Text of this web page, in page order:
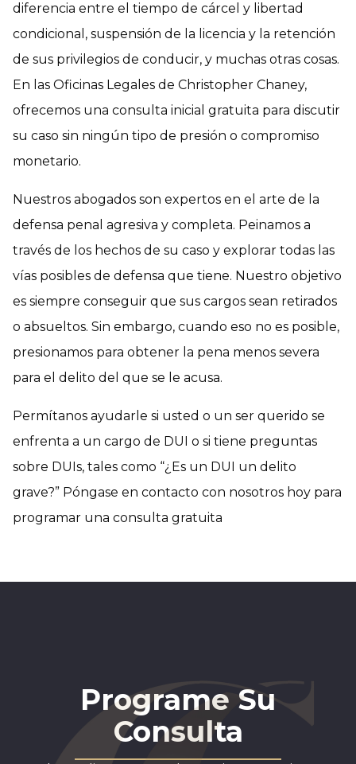
diferencia entre el tiempo de cárcel y libertad
condicional, suspensión de la licencia y la retención
de sus privilegios de conducir, y muchas otras cosas.
En las Oficinas Legales de Christopher Chaney,
ofrecemos una consulta inicial gratuita para discutir
su caso sin ningún tipo de presión o compromiso
monetario.
Nuestros abogados son expertos en el arte de la
defensa penal agresiva y completa. Peinamos a
través de los hechos de su caso y explorar todas las
vías posibles de defensa que tiene. Nuestro objetivo
es siempre conseguir que sus cargos sean retirados
o absueltos. Sin embargo, cuando eso no es posible,
presionamos para obtener la pena menos severa
para el delito del que se le acusa.
Permítanos ayudarle si usted o un ser querido se
enfrenta a un cargo de DUI o si tiene preguntas
sobre DUIs, tales como “¿Es un DUI un delito
grave?” Póngase en contacto con nosotros hoy para
programar una consulta gratuita
Programe Su
Consulta